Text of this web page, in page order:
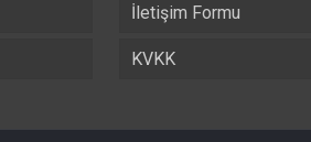
İletişim Formu
KVKK